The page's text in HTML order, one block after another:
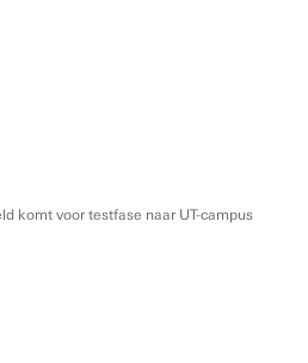
komt voor testfase naar UT-campus